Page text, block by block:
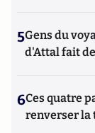
5Gens du
d'Attal fait
6Ces quatre
renverser la